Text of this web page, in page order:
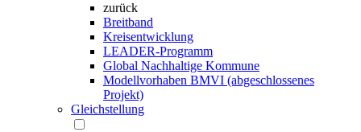
zurück
Breitband
Kreisentwicklung
LEADER-Programm
Global Nachhaltige Kommune
Modellvorhaben BMVI (abgeschlossenes
Projekt)
Gleichstellung